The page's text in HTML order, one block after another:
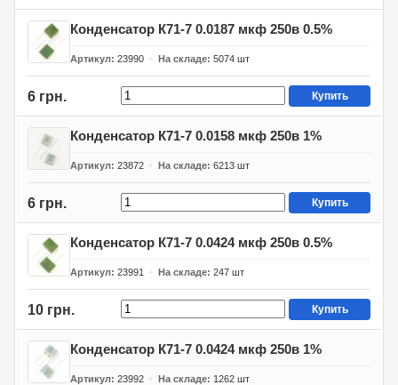
Конденсатор К71-7 0.0187 мкф 250в 0.5%
Артикул 23990 На складе 5074 шт
6 грн. Купить
Конденсатор К71-7 0.0158 мкф 250в 1%
Артикул 23872 На складе 6213 шт
6 грн. Купить
Конденсатор К71-7 0.0424 мкф 250в 0.5%
Артикул 23991 На складе 247 шт
10 грн. Купить
Конденсатор К71-7 0.0424 мкф 250в 1%
Артикул 23992 На складе 1262 шт